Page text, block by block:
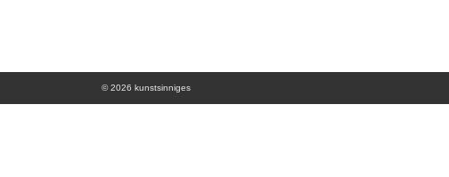
© 2026 kunstsinniges